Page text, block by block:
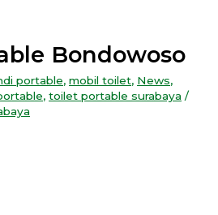
Bondowoso
portable,mobil toilet, News,
,toilet portable surabaya /